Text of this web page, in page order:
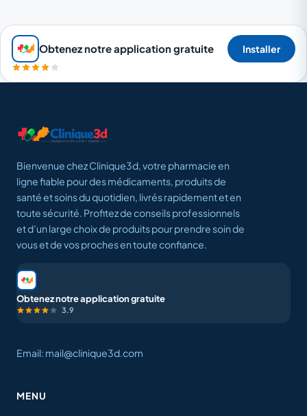
Obtenez notre application gratuite Installer
Bienvenue chez Clinique3d, votre pharmacie en
ligne fiable pour des médicaments, produits de
santé et soins du quotidien, livrés rapidement et en
toute sécurité. Profitez de conseils professionnels
et d’un large choix de produits pour prendre soin de
vous et de vos proches en toute confiance.
Obtenez notre application gratuite
3.9
Email: mail@clinique3d.com
MENU